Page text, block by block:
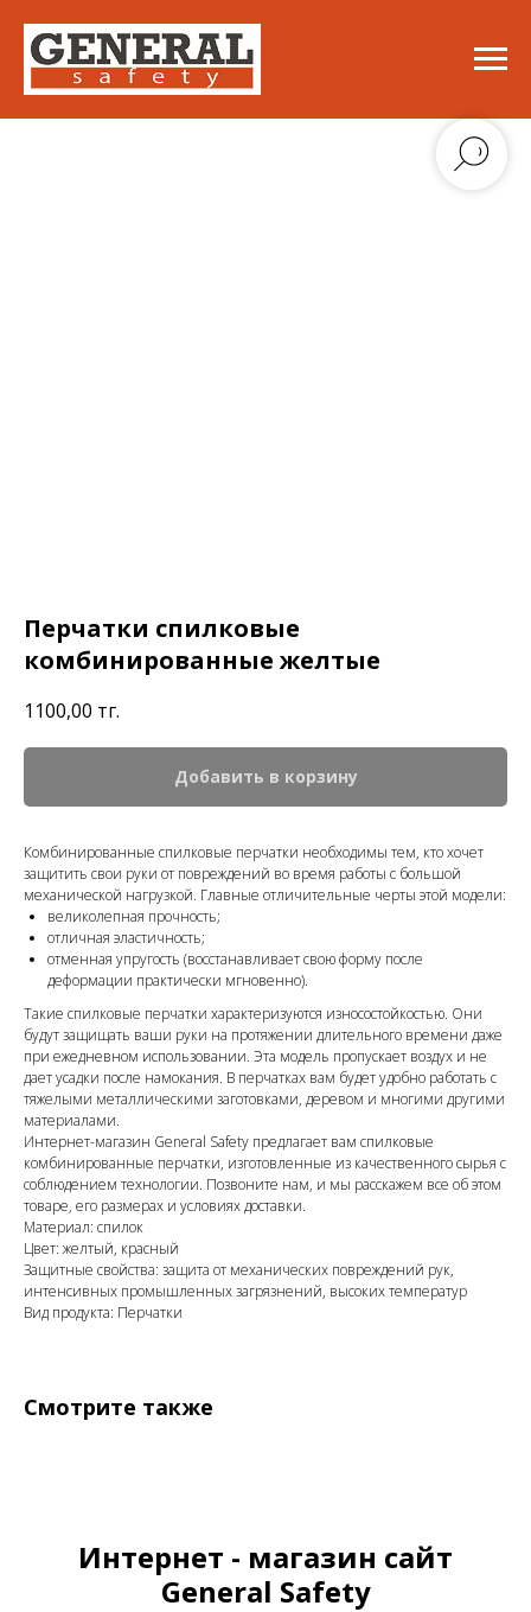
Перчатки спилковые
комбинированные желтые
1100,00 тг.
Добавить в корзину
Комбинированные спилковые перчатки необходимы тем, кто хочет
защитить свои руки от повреждений во время работы с большой
механической нагрузкой. Главные отличительные черты этой модели:
великолепная прочность;
отличная эластичность;
отменная упругость (восстанавливает свою форму после
деформации практически мгновенно).
Такие спилковые перчатки характеризуются износостойкостью. Они
будут защищать ваши руки на протяжении длительного времени даже
при ежедневном использовании. Эта модель пропускает воздух и не
дает усадки после намокания. В перчатках вам будет удобно работать с
тяжелыми металлическими заготовками, деревом и многими другими
материалами.
Интернет-магазин General Safety предлагает вам спилковые
комбинированные перчатки, изготовленные из качественного сырья с
соблюдением технологии. Позвоните нам, и мы расскажем все об этом
товаре, его размерах и условиях доставки.
Материал: спилок
Цвет: желтый, красный
Защитные свойства: защита от механических повреждений рук,
интенсивных промышленных загрязнений, высоких температур
Вид продукта: Перчатки
Смотрите также
Интернет - магазин сайт
General Safety